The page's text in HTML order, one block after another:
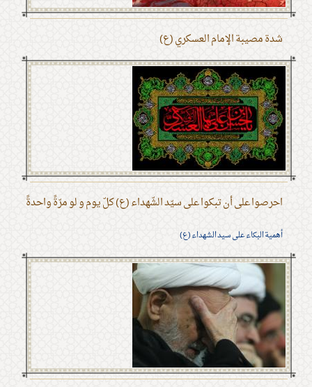
شدة مصيبة الإمام العسكري (ع)
احرصوا على أن تبكوا على سيّد الشّهداء (ع) كلّ يوم و لو مرّةً واحدةً
أهمية البكاء على سيد الشهداء (ع)